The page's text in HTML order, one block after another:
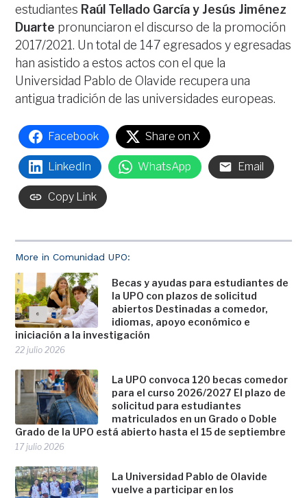
More in Comunidad UPO:
Becas y ayudas para estudiantes de
la UPO con plazos de solicitud
abiertos Destinadas a comedor,
idiomas, apoyo económico e
iniciación a la investigación
22 julio 2026
La UPO convoca 120 becas comedor
para el curso 2026/2027 El plazo de
solicitud para estudiantes
matriculados en un Grado o Doble
Grado de la UPO está abierto hasta el 15 de septiembre
17 julio 2026
La Universidad Pablo de Olavide
vuelve a participar en los
estudiantes Raúl Tellado García y Jesús Jiménez
Duarte pronunciaron el discurso de la promoción
2017/2021. Un total de 147 egresados y egresadas
han asistido a estos actos con el que la
Universidad Pablo de Olavide recupera una
antigua tradición de las universidades europeas.
Facebook Share on X
LinkedIn WhatsApp Email
Copy Link